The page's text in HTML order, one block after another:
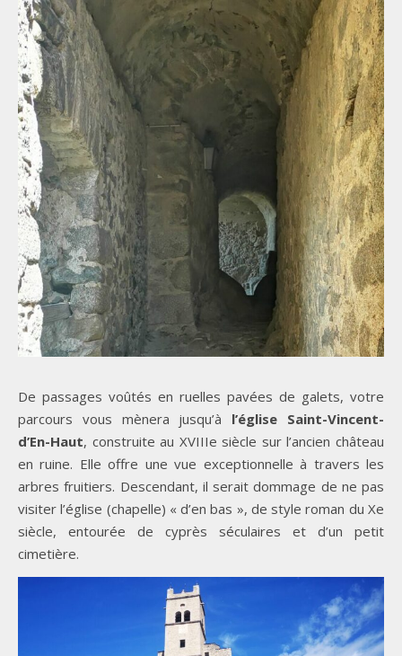
De passages voûtés en ruelles pavées de galets, votre
parcours vous mènera jusqu’à l’église Saint-Vincent-
d’En-Haut, construite au XVIIIe siècle sur l’ancien château
en ruine. Elle offre une vue exceptionnelle à travers les
arbres fruitiers. Descendant, il serait dommage de ne pas
visiter l’église (chapelle) « d’en bas », de style roman du Xe
siècle, entourée de cyprès séculaires et d’un petit
cimetière.